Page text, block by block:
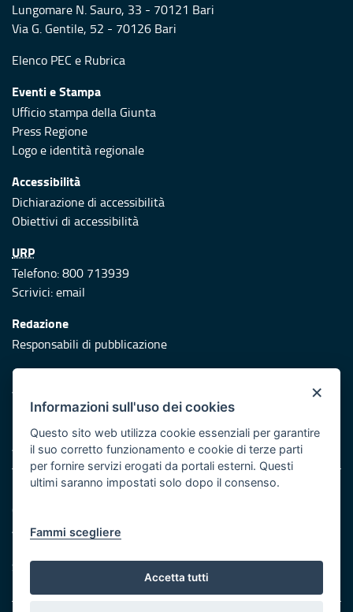
Lungomare N. Sauro, 33 - 70121 Bari
Via G. Gentile, 52 - 70126 Bari
Elenco PEC e Rubrica
Eventi e Stampa
Ufficio stampa della Giunta
Press Regione
Logo e identità regionale
Accessibilità
Dichiarazione di accessibilità
Obiettivi di accessibilità
URP
Telefono: 800 713939
Scrivici:email
Redazione
Responsabili di pubblicazione
Protezione civile
Vai al sito di Protezione Civile Puglia
Iniziativa finanziata con risorse del POR Puglia 2014/2020 -
Asse XI
Note legali
Cookie e privacy
Atti di notifica
Servizi Intranet
×
Informazioni sull'uso dei cookies
Questo sito web utilizza cookie essenziali per garantire
il suo corretto funzionamento e cookie di terze parti
per fornire servizi erogati da portali esterni. Questi
ultimi saranno impostati solo dopo il consenso.
Fammi scegliere
Accetta tutti